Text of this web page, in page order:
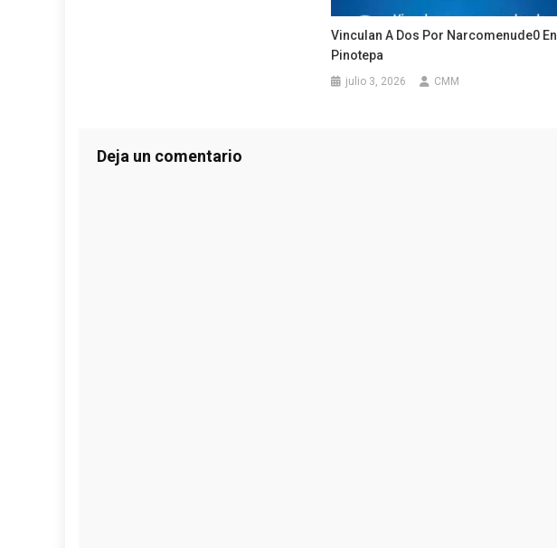
Vinculan A Dos Por Narcomenude0 En
Pinotepa
julio 3, 2026 CMM
Deja un comentario